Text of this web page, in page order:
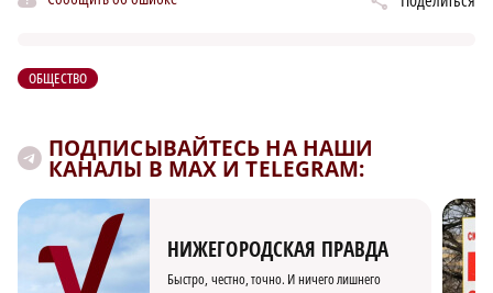
ОБЩЕСТВО
ПОДПИСЫВАЙТЕСЬ НА НАШИ
КАНАЛЫ В MAX И TELEGRAM:
НИЖЕГОРОДСКАЯ ПРАВДА
Быстро, честно, точно. И ничего лишнего